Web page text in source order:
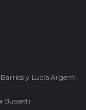
y Lucía Argemi
Bussetti